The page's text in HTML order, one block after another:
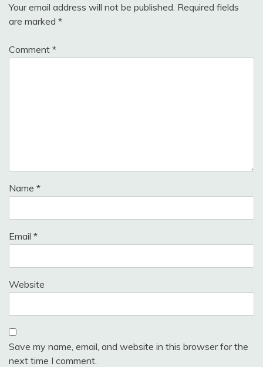
Your email address will not be published. Required fields
are marked *
Comment *
Name *
Email *
Website
Save my name, email, and website in this browser for the
next time I comment.